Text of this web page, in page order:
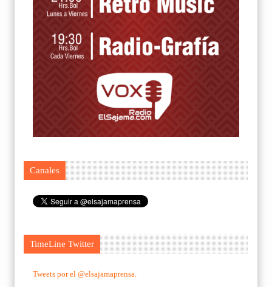
Canales
TimeLine Twitter
Tweets por el @elsajamaprensa.